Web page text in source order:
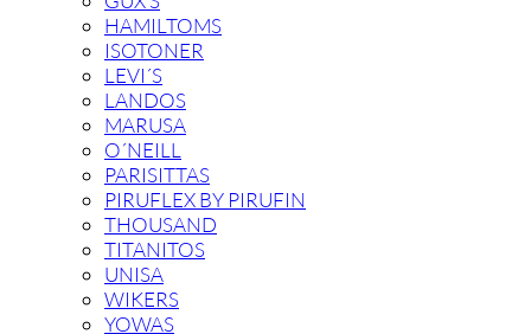
HAMILTOMS
ISOTONER
LEVI´S
LANDOS
MARUSA
O´NEILL
PARISITTAS
PIRUFLEX BY PIRUFIN
THOUSAND
TITANITOS
UNISA
WIKERS
YOWAS